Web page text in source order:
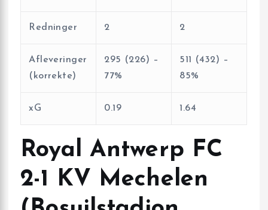
Redninger 2 2
Afleveringer
(korrekte)
295 (226) –
77%
511 (432) –
85%
xG 0.19 1.64
Royal Antwerp FC
2-1 KV Mechelen